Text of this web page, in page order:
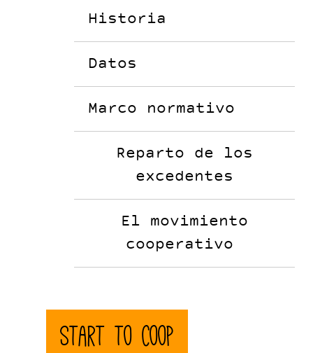
Historia
Datos
Marco normativo
Reparto de los
excedentes
El movimiento
cooperativo
Start to Coop